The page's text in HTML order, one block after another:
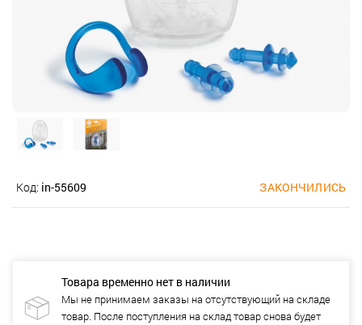
Код: in-55609 ЗАКОНЧИЛИСЬ
Товара временно нет в наличии
Мы не принимаем заказы на отсутствующий на складе
товар. После поступления на склад товар снова будет